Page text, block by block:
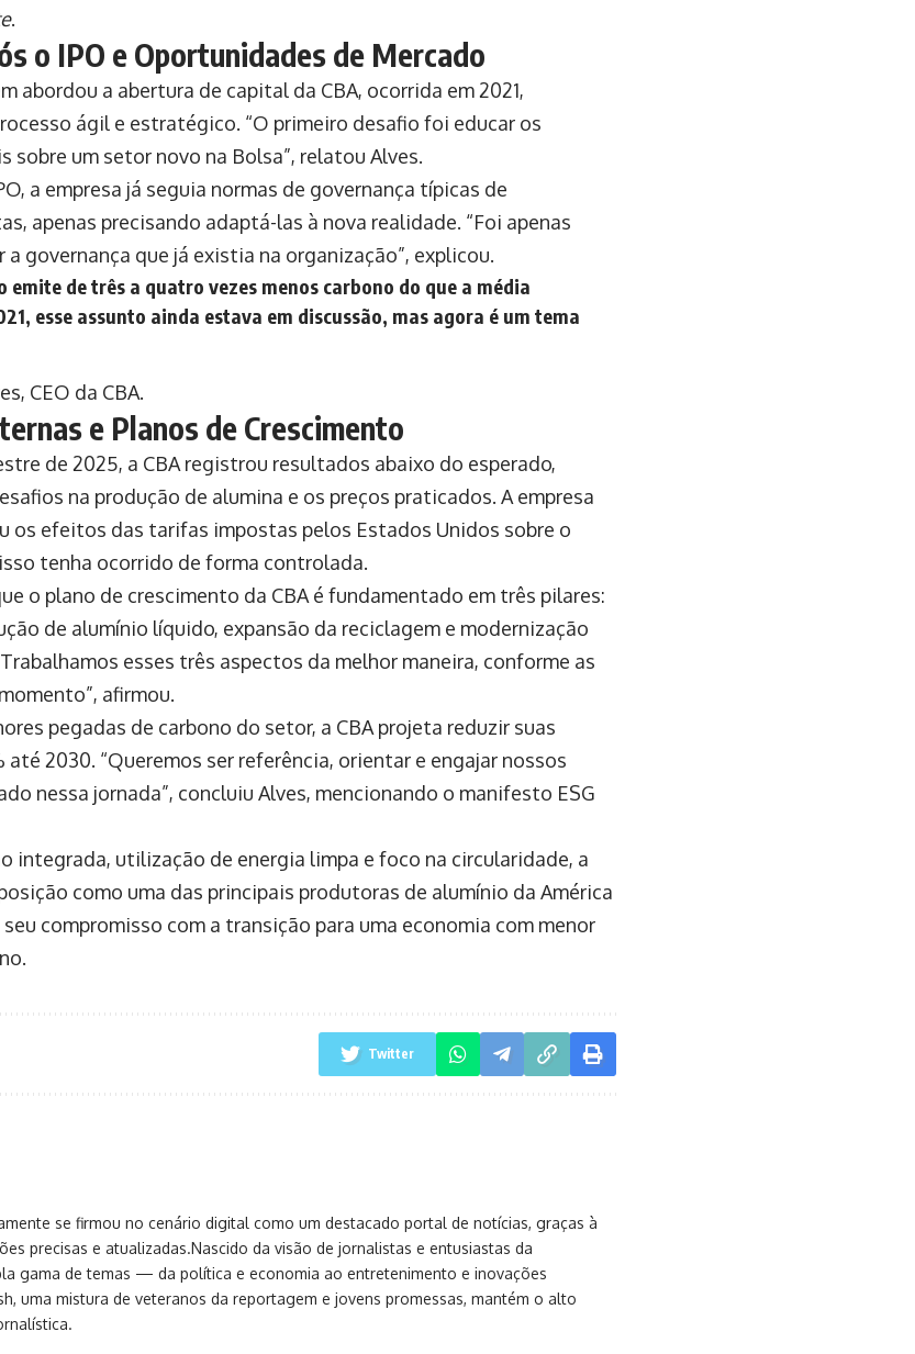
.
o IPO e Oportunidades de Mercado
abordou a abertura de capital da CBA, ocorrida em 2021,
ágil e estratégico. “O primeiro desafio foi educar os
sobre um setor novo na Bolsa”, relatou Alves.
a empresa já seguia normas de governança típicas de
apenas precisando adaptá-las à nova realidade. “Foi apenas
a governança que já existia na organização”, explicou.
emite de três a quatro vezes menos carbono do que a média
esse assunto ainda estava em discussão, mas agora é um tema
CEO da CBA.
e Planos de Crescimento
de 2025, a CBA registrou resultados abaixo do esperado,
na produção de alumina e os preços praticados. A empresa
os efeitos das tarifas impostas pelos Estados Unidos sobre o
tenha ocorrido de forma controlada.
o plano de crescimento da CBA é fundamentado em três pilares:
de alumínio líquido, expansão da reciclagem e modernização
esses três aspectos da melhor maneira, conforme as
afirmou.
pegadas de carbono do setor, a CBA projeta reduzir suas
até 2030. “Queremos ser referência, orientar e engajar nossos
nessa jornada”, concluiu Alves, mencionando o manifesto ESG
integrada, utilização de energia limpa e foco na circularidade, a
como uma das principais produtoras de alumínio da América
compromisso com a transição para uma economia com menor
Twitter
se firmou no cenário digital como um destacado portal de notícias, graças à
precisas e atualizadas.Nascido da visão de jornalistas e entusiastas da
gama de temas — da política e economia ao entretenimento e inovações
uma mistura de veteranos da reportagem e jovens promessas, mantém o alto